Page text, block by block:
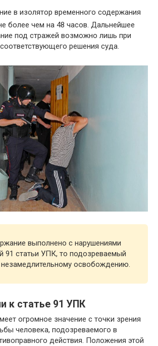
в изолятор временного содержания
более чем на 48 часов. Дальнейшее
под стражей возможно лишь при
решения суда.
выполнено с нарушениями
91 статьи УПК, то подозреваемый
освобождению.
к статье 91 УПК
огромное значение с точки зрения
человека, подозреваемого в
действия. Положения этой